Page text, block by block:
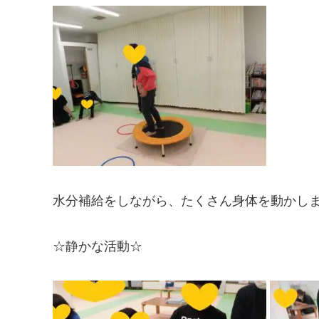
水分補給をしながら、たくさん身体を動かし
☆静かな活動☆